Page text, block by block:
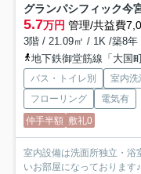
グランパシフィック今
5.7万円 管理/共益費
3階 / 21.09㎡ / 1K /築8年
地下鉄御堂筋線「大国
バス・トイレ別 室内洗
フローリング
電気有
仲手半額 敷礼0
室内設備は洗面所独立・浴
いお部屋になっております